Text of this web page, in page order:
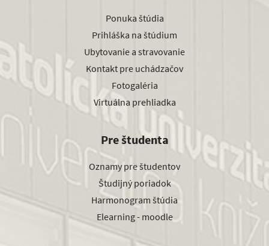
Ponuka štúdia
Prihláška na štúdium
Ubytovanie a stravovanie
Kontakt pre uchádzačov
Fotogaléria
Virtuálna prehliadka
Pre študenta
Oznamy pre študentov
Študijný poriadok
Harmonogram štúdia
Elearning - moodle